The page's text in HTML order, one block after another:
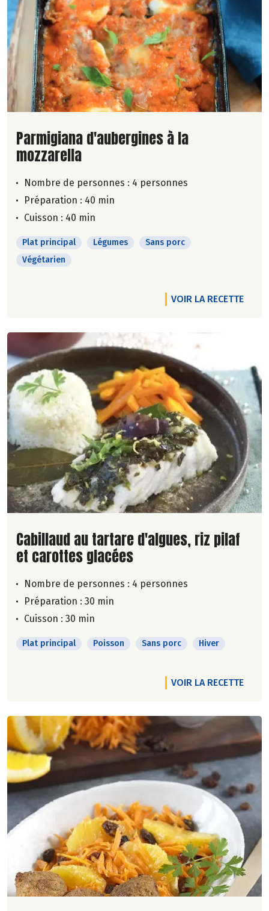
Lire la suite de la recette
Parmigiana d'aubergines à la
mozzarella
Nombre de personnes : 4 personnes
Préparation : 40 min
Cuisson : 40 min
Plat principal Légumes
Sans porc
Végétarien
VOIR LA RECETTE
Lire la suite de la recette
Cabillaud au tartare d'algues, riz pilaf
et carottes glacées
Nombre de personnes : 4 personnes
Préparation : 30 min
Cuisson : 30 min
Plat principal Poisson Sans porc Hiver
VOIR LA RECETTE